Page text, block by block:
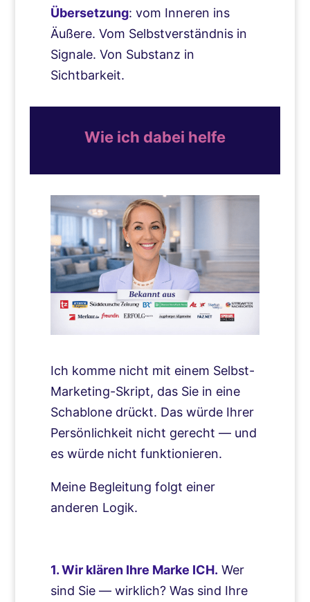
Übersetzung: vom Inneren ins
Äußere. Vom Selbstverständnis in
Signale. Von Substanz in
Sichtbarkeit.
Wie ich dabei helfe
Ich komme nicht mit einem Selbst-
Marketing-Skript, das Sie in eine
Schablone drückt. Das würde Ihrer
Persönlichkeit nicht gerecht — und
es würde nicht funktionieren.
Meine Begleitung folgt einer
anderen Logik.
1. Wir klären Ihre Marke ICH. Wer
sind Sie — wirklich? Was sind Ihre